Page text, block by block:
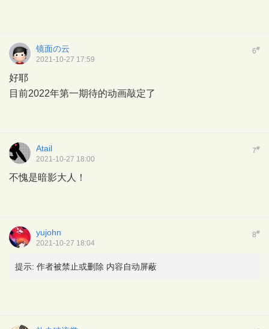
6#
镜面の云
2021-10-27 17:59
好耶
目前2022年第一期待的动画敲定了
7#
Atail
2021-10-27 18:00
不愧是暗影大人！
8#
yujohn
2021-10-27 18:04
提示: 作者被禁止或删除 内容自动屏蔽